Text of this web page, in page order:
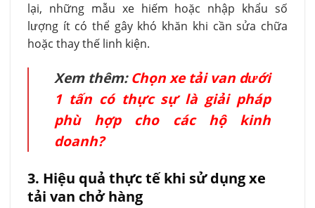
lại, những mẫu xe hiếm hoặc nhập khẩu số
lượng ít có thể gây khó khăn khi cần sửa chữa
hoặc thay thế linh kiện.
Xem thêm:Chọn xe tải van dưới
1 tấn có thực sự là giải pháp
phù hợp cho các hộ kinh
doanh?
3. Hiệu quả thực tế khi sử dụng xe
tải van chở hàng